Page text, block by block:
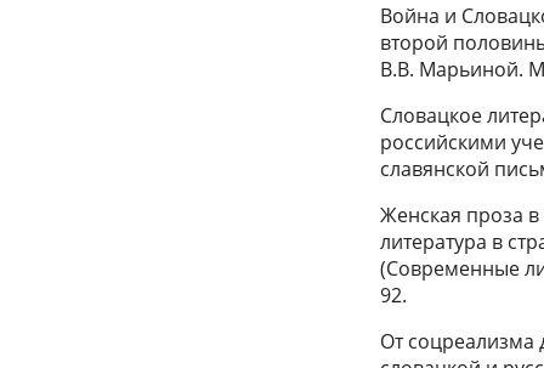
Война и
второй
В.В. Марьиной.
Словацкое
российскими
славянской
Женская проза
литература в
(Современные
92.
От соцреализма